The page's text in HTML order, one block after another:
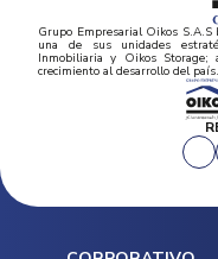
Grupo Empresarial Oikos S.A.S
una de sus unidades
Inmobiliaria y Oikos Storage;
crecimiento al desarrollo del país.